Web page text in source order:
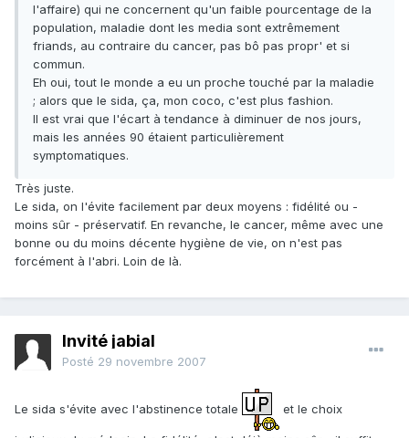
l'affaire) qui ne concernent qu'un faible pourcentage de la
population, maladie dont les media sont extrêmement
friands, au contraire du cancer, pas bô pas propr' et si
commun.
Eh oui, tout le monde a eu un proche touché par la maladie
; alors que le sida, ça, mon coco, c'est plus fashion.
Il est vrai que l'écart à tendance à diminuer de nos jours,
mais les années 90 étaient particulièrement
symptomatiques.
Très juste.
Le sida, on l'évite facilement par deux moyens : fidélité ou -
moins sûr - préservatif. En revanche, le cancer, même avec une
bonne ou du moins décente hygiène de vie, on n'est pas
forcément à l'abri. Loin de là.
Invité jabial
Posté 29 novembre 2007
Le sida s'évite avec l'abstinence totale et le choix